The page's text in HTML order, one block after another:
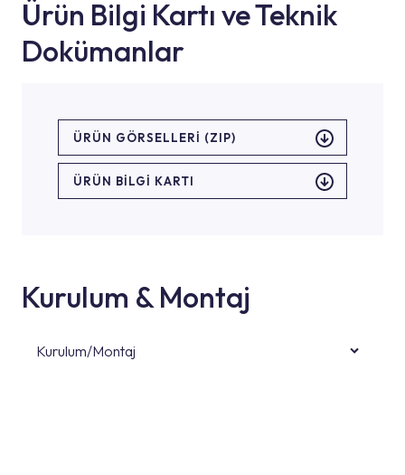
Ürün Bilgi Kartı ve Teknik
Dokümanlar
ÜRÜN GÖRSELLERI (ZIP)
ÜRÜN BILGI KARTI
Kurulum & Montaj
Kurulum/Montaj